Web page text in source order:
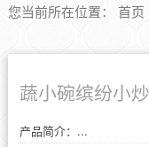
您当前所在位置： 首页
蔬小碗缤纷小炒
产品简介：...